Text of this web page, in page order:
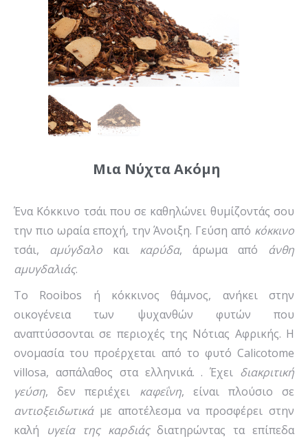
Μια Νύχτα Ακόμη
Ένα Κόκκινο τσάι που σε καθηλώνει θυμίζοντάς σου
την πιο ωραία εποχή, την Άνοιξη. Γεύση από κόκκινο
τσάι, αμύγδαλο και καρύδα, άρωμα από άνθη
αμυγδαλιάς.
Το Rooibos ή κόκκινος θάμνος, ανήκει στην
οικογένεια των ψυχανθών φυτών που
αναπτύσσονται σε περιοχές της Νότιας Αφρικής. Η
ονομασία του προέρχεται από το φυτό Calicotome
villosa, ασπάλαθος στα ελληνικά. . Έχει διακριτική
γεύση, δεν περιέχει καφεΐνη, είναι πλούσιο σε
αντιοξειδωτικάμε αποτέλεσμα να προσφέρει στην
καλή υγεία της καρδιάςδιατηρώντας τα επίπεδα